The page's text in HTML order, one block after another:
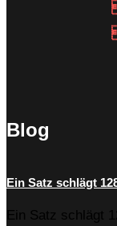
Blog
Ein Satz schlägt
Ein Satz schlägt